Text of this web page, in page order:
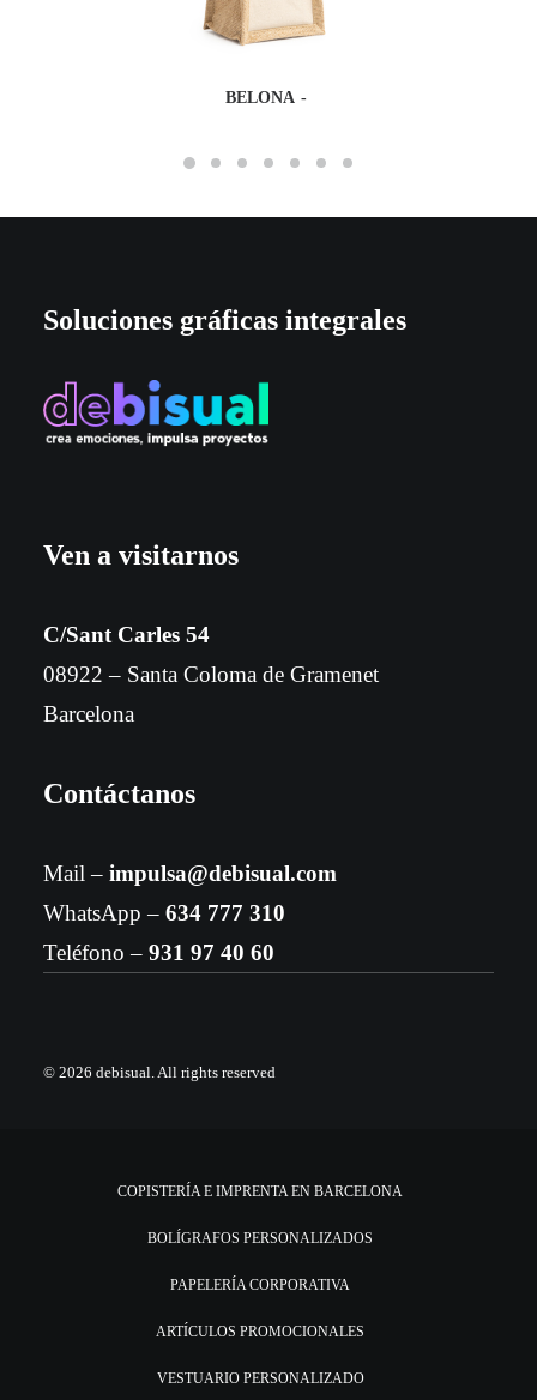
BELONA
Soluciones gráficas integrales
Ven a visitarnos
C/Sant Carles 54
08922 – Santa Coloma de Gramenet
Barcelona
Contáctanos
Mail – impulsa@debisual.com
WhatsApp – 634 777 310
Teléfono – 931 97 40 60
© 2026 debisual.All rights reserved
COPISTERÍA E IMPRENTA EN BARCELONA
BOLÍGRAFOS PERSONALIZADOS
PAPELERÍA CORPORATIVA
ARTÍCULOS PROMOCIONALES
VESTUARIO PERSONALIZADO